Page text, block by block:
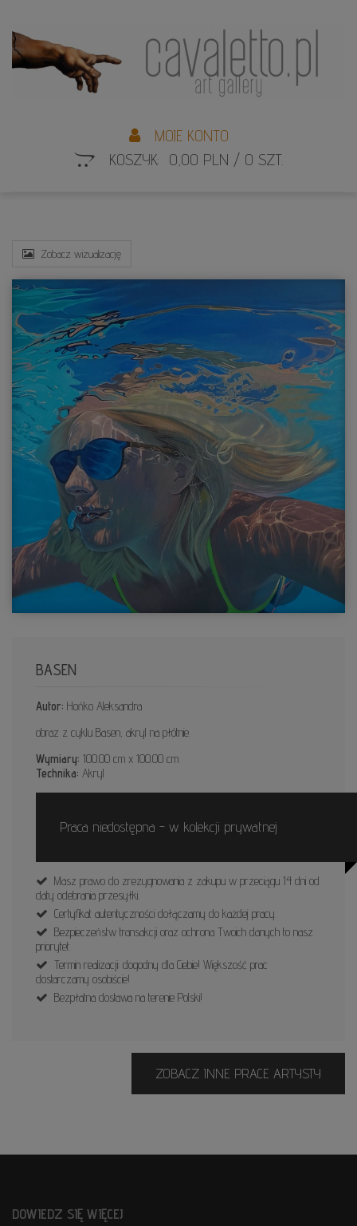
MOJE KONTO
KOSZYK: 0,00 PLN / 0 SZT.
Zobacz wizualizację
BASEN
Autor: Hońko Aleksandra
obraz z cyklu Basen, akryl na płótnie.
Wymiary: 100.00 cm x 100.00 cm
Technika: Akryl
Praca niedostępna - w kolekcji prywatnej
Masz prawo do zrezygnowania z zakupu w przeciągu 14 dni od
daty odebrania przesyłki.
Certyfikat autentyczności dołączamy do każdej pracy.
Bezpieczeństw transakcji oraz ochrona Twoich danych to nasz
priorytet.
Termin realizacji: dogodny dla Ciebie! Większość prac
dostarczamy osobiście!
Bezpłatna dostawa na terenie Polski!
ZOBACZ INNE PRACE ARTYSTY
DOWIEDZ SIĘ WIĘCEJ